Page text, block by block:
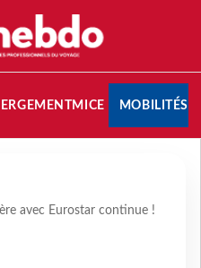
MICE MOBILITÉS
avec Eurostar continue !